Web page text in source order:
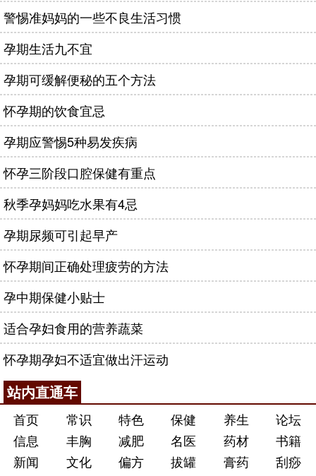
警惕准妈妈的一些不良生活习惯
孕期生活九不宜
孕期可缓解便秘的五个方法
怀孕期的饮食宜忌
孕期应警惕5种易发疾病
怀孕三阶段口腔保健有重点
秋季孕妈妈吃水果有4忌
孕期尿频可引起早产
怀孕期间正确处理疲劳的方法
孕中期保健小贴士
适合孕妇食用的营养蔬菜
怀孕期孕妇不适宜做出汗运动
站内直通车
首页 常识 特色 保健 养生
论坛
信息
丰胸 减肥 名医 药材
书籍
新闻
文化 偏方 拔罐 膏药
刮痧